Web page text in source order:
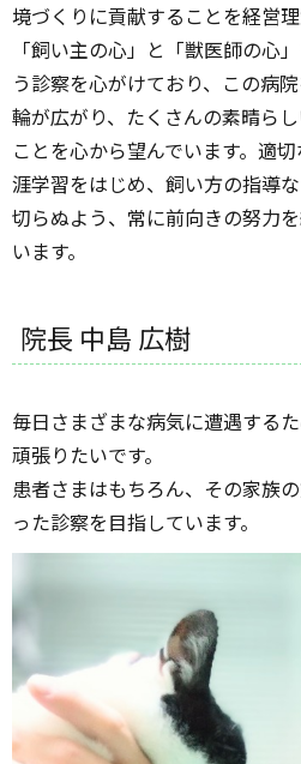
境づくりに貢献することを経営
「飼い主の心」と「獣医師の心
う診察を心がけており、この病
輪が広がり、たくさんの素晴ら
ことを心から望んでいます。適
涯学習をはじめ、飼い方の指導
切らぬよう、常に前向きの努力
います。
院長 中島 広樹
毎日さまざまな病気に遭遇する
頑張りたいです。
患者さまはもちろん、その家族
った診察を目指しています。